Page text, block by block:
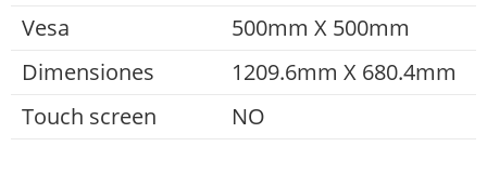
Vesa
500mm X 500mm
Dimensiones
1209.6mm X 680.4mm
Touch screen
NO